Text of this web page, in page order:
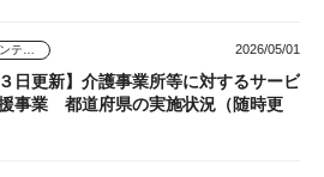
2026/05/01
３日更新】介護事業所等に対するサービ
事業 都道府県の実施状況（随時更